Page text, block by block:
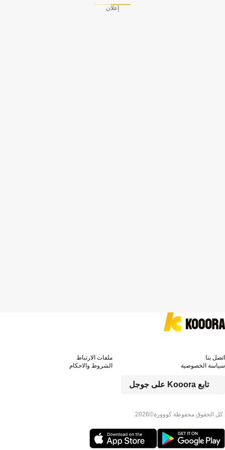
إعلان
كل الحقوق محفوظة كووورة©2026
تابع Kooora على جوجل
اتصل بنا
ملفات الارتباط
سياسة الخصوصية
الشروط والاحكام